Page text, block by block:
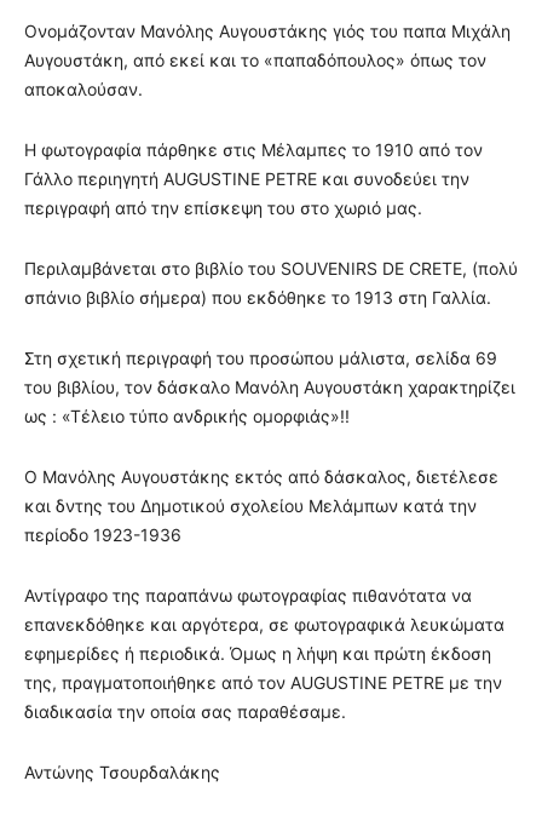
Ονομάζονταν Μανόλης Αυγουστάκης γιός του παπα Μιχάλη
Αυγουστάκη, από εκεί και το «παπαδόπουλος» όπως τον
αποκαλούσαν.
Η φωτογραφία πάρθηκε στις Μέλαμπες το 1910 από τον
Γάλλο περιηγητή AUGUSTINE PETRE και συνοδεύει την
περιγραφή από την επίσκεψη του στο χωριό μας.
Περιλαμβάνεται στο βιβλίο του SOUVENIRS DE CRETE, (πολύ
σπάνιο βιβλίο σήμερα) που εκδόθηκε το 1913 στη Γαλλία.
Στη σχετική περιγραφή του προσώπου μάλιστα, σελίδα 69
του βιβλίου, τον δάσκαλο Μανόλη Αυγουστάκη χαρακτηρίζει
ως : «Τέλειο τύπο ανδρικής ομορφιάς»!!
Ο Μανόλης Αυγουστάκης εκτός από δάσκαλος, διετέλεσε
και δντης του Δημοτικού σχολείου Μελάμπων κατά την
περίοδο 1923-1936
Αντίγραφο της παραπάνω φωτογραφίας πιθανότατα να
επανεκδόθηκε και αργότερα, σε φωτογραφικά λευκώματα
εφημερίδες ή περιοδικά. Όμως η λήψη και πρώτη έκδοση
της, πραγματοποιήθηκε από τον AUGUSTINE PETRE με την
διαδικασία την οποία σας παραθέσαμε.
Αντώνης Τσουρδαλάκης